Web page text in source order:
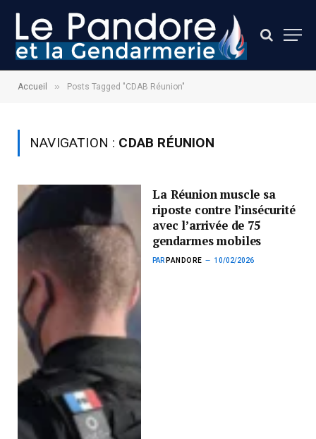
Accueil » Posts Tagged "CDAB Réunion"
NAVIGATION : CDAB RÉUNION
La Réunion muscle sa
riposte contre l’insécurité
avec l’arrivée de 75
gendarmes mobiles
PAR PANDORE 10/02/2026